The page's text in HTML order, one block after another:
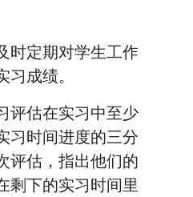
时定期对学生工作
成绩。
评估在实习中至少
习时间进度的三分
评估，指出他们的
剩下的实习时间里